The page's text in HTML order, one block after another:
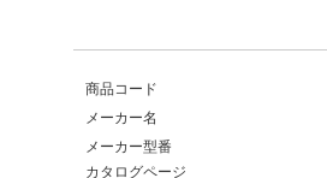
商品コード
メーカー名
メーカー型番
カタログページ